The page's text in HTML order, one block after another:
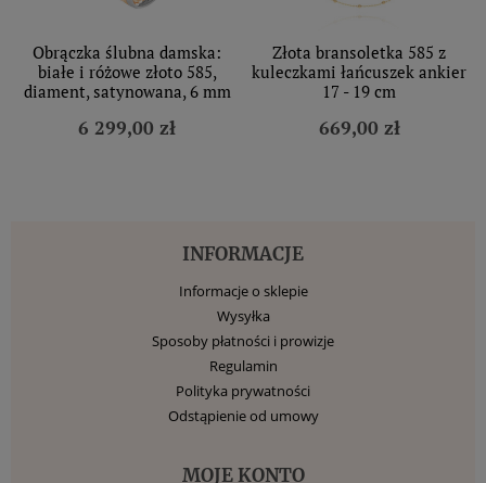
Obrączka ślubna damska:
białe i różowe złoto 585,
diament, satynowana, 6 mm
6 299,00 zł
Złota bransoletka 585 z
kuleczkami łańcuszek ankier
17 - 19 cm
669,00 zł
INFORMACJE
Informacje o sklepie
Wysyłka
Sposoby płatności i prowizje
Regulamin
Polityka prywatności
Odstąpienie od umowy
MOJE KONTO